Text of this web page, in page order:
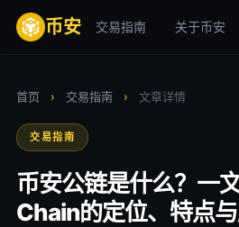
币安 交易指南 关于币安
首页 › 交易指南 › 文章详情
交易指南
币安公链是什么？一
Chain的定位、特点